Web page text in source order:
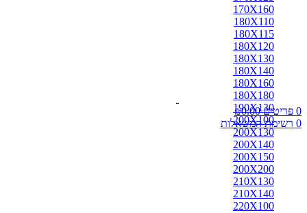
0 פריטים ₪0.00
0 רשימת המשאלות
170X160
180X110
180X115
180X120
180X130
180X140
180X160
180X180
190X130
200X100
200X130
200X140
200X150
200X200
210X130
210X140
220X100